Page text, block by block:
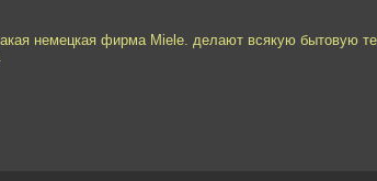
немецкая фирма Miele. делают всякую бытовую